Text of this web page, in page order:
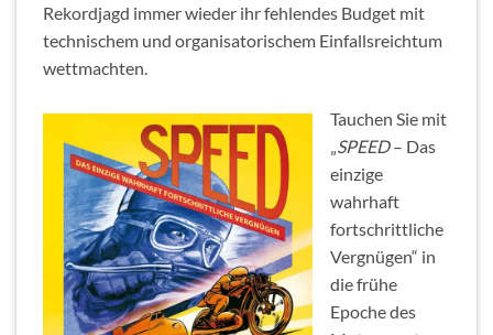
Rekordjagd immer wieder ihr fehlendes Budget mit
technischem und organisatorischem Einfallsreichtum
wettmachten.
Tauchen Sie mit
SPEED– Das
einzige
wahrhaft
fortschrittliche
Vergnügen“ in
die frühe
Epoche des